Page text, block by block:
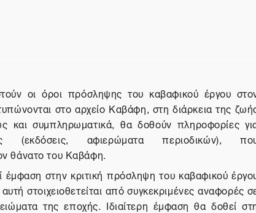
οι όροι πρόσληψης του καβαφικού έργου
στο αρχείο Καβάφη, στη διάρκεια της
και συμπληρωματικά, θα δοθούν πληροφορίες
(εκδόσεις, αφιερώματα περιοδικών),
θάνατο του Καβάφη.
στην κριτική πρόσληψη του καβαφικού
στοιχειοθετείται από συγκεκριμένες αναφορές
της εποχής. Ιδιαίτερη έμφαση θα δοθεί